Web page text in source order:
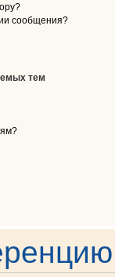
сообщения?
тем